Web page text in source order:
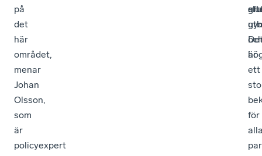
på
det
här
området,
menar
Johan
Olsson,
som
är
policyexpert
är
ett
för